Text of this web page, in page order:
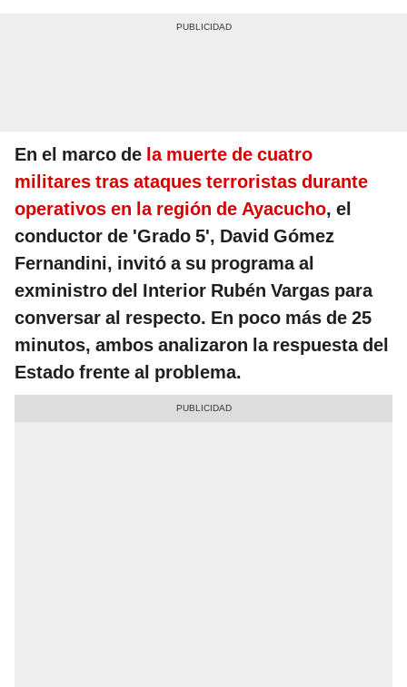
En el marco de la muerte de cuatro
militares tras ataques terroristas durante
operativos en la región de Ayacucho, el
conductor de 'Grado 5', David Gómez
Fernandini, invitó a su programa al
exministro del Interior Rubén Vargas para
conversar al respecto. En poco más de 25
minutos, ambos analizaron la respuesta del
Estado frente al problema.